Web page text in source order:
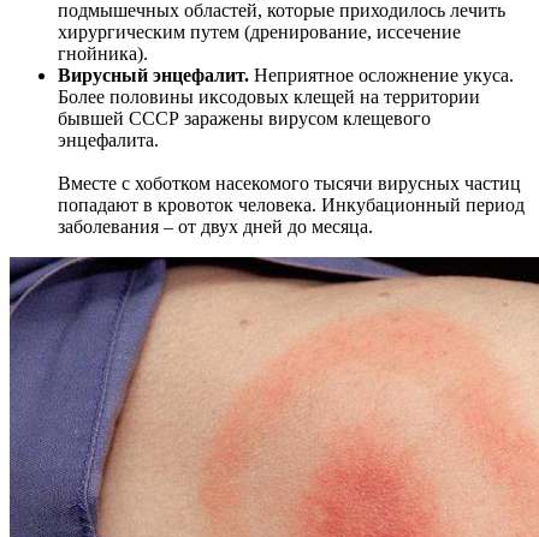
подмышечных областей, которые приходилось лечить
хирургическим путем (дренирование, иссечение
гнойника).
Вирусный энцефалит. Неприятное осложнение укуса.
Более половины иксодовых клещей на территории
бывшей СССР заражены вирусом клещевого
энцефалита.
Вместе с хоботком насекомого тысячи вирусных частиц
попадают в кровоток человека. Инкубационный период
заболевания – от двух дней до месяца.